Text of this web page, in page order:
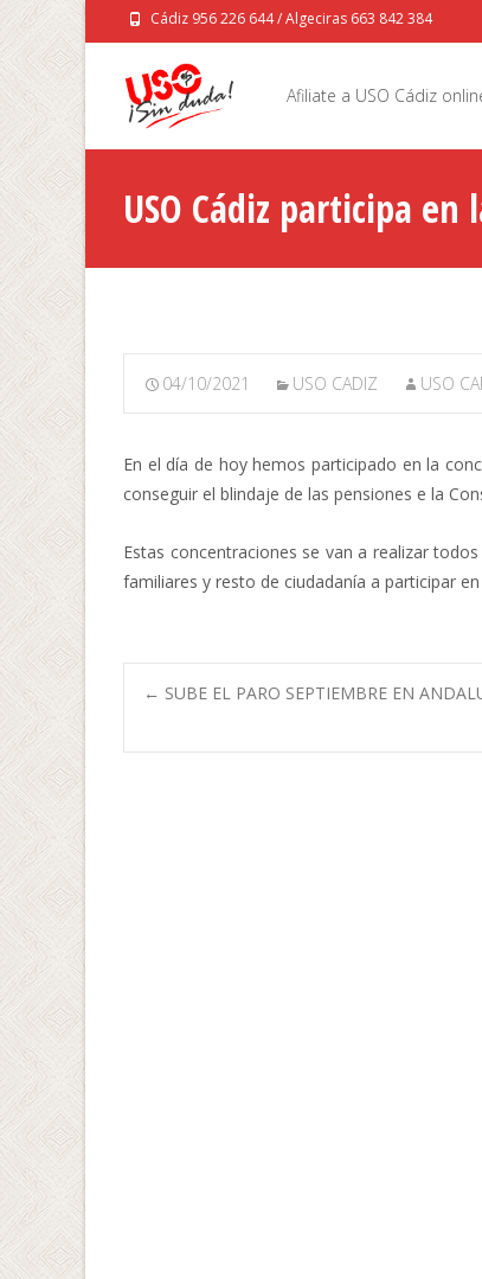
Cádiz 956 226 644 / Algeciras 663 842 384
Afiliate a USO Cádiz
USO Cádiz participa
04/10/2021 USO CADIZ USO
En el día de hoy hemos participado en la
conseguir el blindaje de las pensiones e la
Estas concentraciones se van a realizar
familiares y resto de ciudadanía a participar
Navegación
← SUBE EL PARO SEPTIEMBRE EN